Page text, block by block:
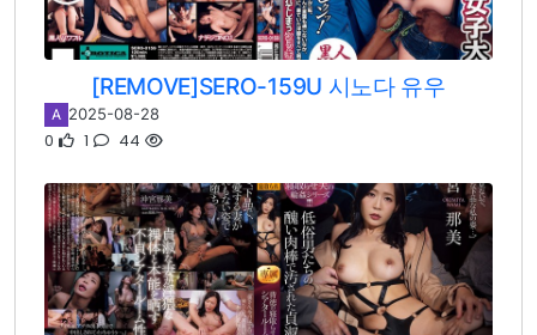
[REMOVE]SERO-159U 시노다 유우
A 2025-08-28
0 1 44